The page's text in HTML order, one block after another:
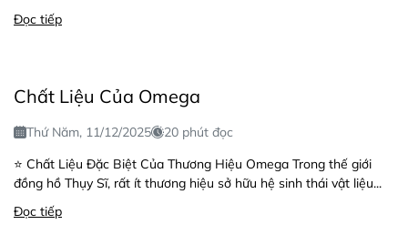
Đọc tiếp
Chất Liệu Của Omega
Thứ Năm, 11/12/2025
20 phút đọc
⭐ Chất Liệu Đặc Biệt Của Thương Hiệu Omega Trong thế giới
đồng hồ Thụy Sĩ, rất ít thương hiệu sở hữu hệ sinh thái vật liệu...
Đọc tiếp